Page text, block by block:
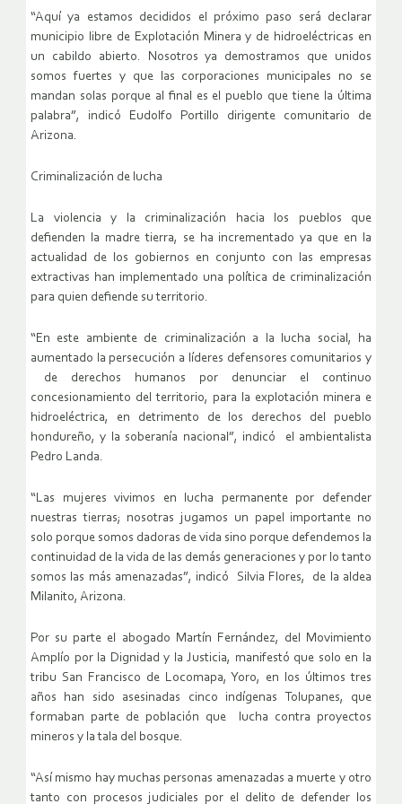
“Aquí ya estamos decididos el próximo paso será declarar
municipio libre de Explotación Minera y de hidroeléctricas en
un cabildo abierto. Nosotros ya demostramos que unidos
somos fuertes y que las corporaciones municipales no se
mandan solas porque al final es el pueblo que tiene la última
palabra”, indicó Eudolfo Portillo dirigente comunitario de
Arizona.
Criminalización de lucha
La violencia y la criminalización hacia los pueblos que
defienden la madre tierra, se ha incrementado ya que en la
actualidad de los gobiernos en conjunto con las empresas
extractivas han implementado una política de criminalización
para quien defiende su territorio.
“En este ambiente de criminalización a la lucha social, ha
aumentado la persecución a líderes defensores comunitarios y
de derechos humanos por denunciar el continuo
concesionamiento del territorio, para la explotación minera e
hidroeléctrica, en detrimento de los derechos del pueblo
hondureño, y la soberanía nacional”, indicó el ambientalista
Pedro Landa.
“Las mujeres vivimos en lucha permanente por defender
nuestras tierras; nosotras jugamos un papel importante no
solo porque somos dadoras de vida sino porque defendemos la
continuidad de la vida de las demás generaciones y por lo tanto
somos las más amenazadas”, indicó Silvia Flores, de la aldea
Milanito, Arizona.
Por su parte el abogado Martín Fernández, del Movimiento
Amplío por la Dignidad y la Justicia, manifestó que solo en la
tribu San Francisco de Locomapa, Yoro, en los últimos tres
años han sido asesinadas cinco indígenas Tolupanes, que
formaban parte de población que lucha contra proyectos
mineros y la tala del bosque.
“Así mismo hay muchas personas amenazadas a muerte y otro
tanto con procesos judiciales por el delito de defender los